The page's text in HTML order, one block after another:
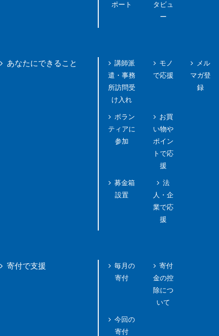
ポート
タビュ
ー
あなたにできること
講師派
遣・事務
所訪問受
け入れ
ボラン
ティアに
参加
募金箱
設置
モノ
で応援
お買
い物や
ポイン
トで応
援
法
人・企
業で応
援
メル
マガ登
録
寄付で支援
毎月の
寄付
今回の
寄付
寄付
金の控
除につ
いて